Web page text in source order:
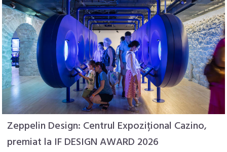
Zeppelin Design: Centrul Expozițional Cazino,
premiat la IF DESIGN AWARD 2026